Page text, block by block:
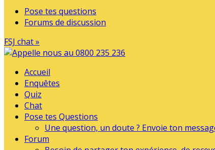
Pose tes questions
Forums de discussion
FSJ chat »
Accueil
Enquêtes
Quiz
Chat
Pose tes Questions
Une question, un doute ? Envoie ton
Forum